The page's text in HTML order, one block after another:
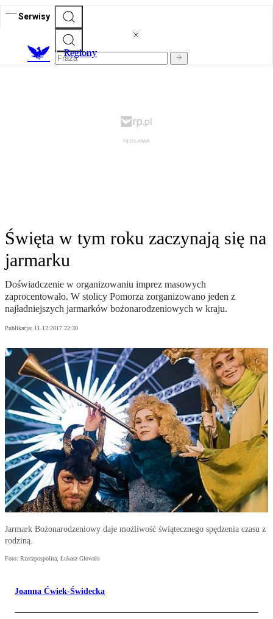
Serwisy
Regiony
Święta w tym roku zaczynają się na
jarmarku
Doświadczenie w organizowaniu imprez masowych
zaprocentowało. W stolicy Pomorza zorganizowano jeden z
najładniejszych jarmarków bożonarodzeniowych w kraju.
Publikacja: 11.12.2017 22:30
Jarmark Bożonarodzeniowy daje możliwość świątecznego spędzenia czasu z
rodziną.
Foto: Rzeczpospolita, Łukasz Głowała
Joanna Ćwiek-Świdecka